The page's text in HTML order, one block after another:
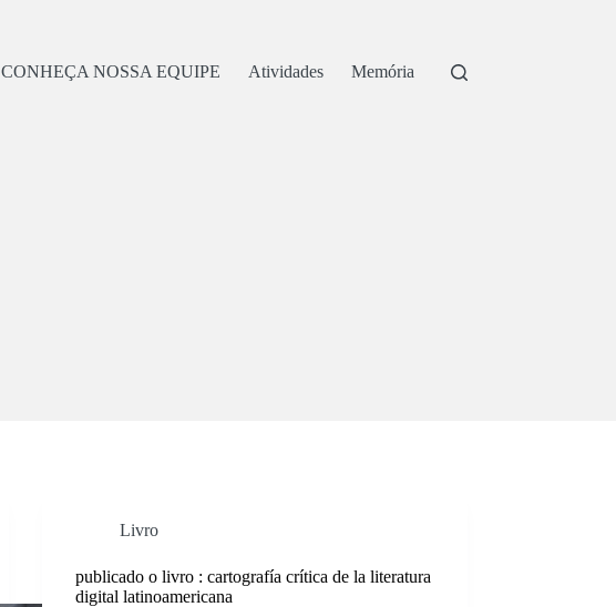
CONHEÇA NOSSA EQUIPE Atividades Memória
Livro
publicado o livro : cartografía crítica de la literatura
digital latinoamericana